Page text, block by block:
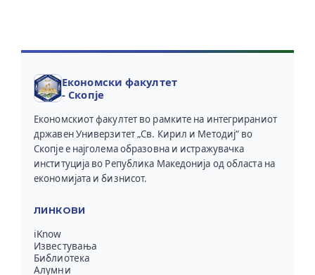
Економски факултет
- Скопје
Економскиот факултет во рамките на интегрираниот
државен Универзитет „Св. Кирил и Методиј“ во
Скопје е најголема образовна и истражувачка
институција во Република Македонија од областа на
економијата и бизнисот.
ЛИНКОВИ
iKnow
Известувања
Библиотека
Алумни